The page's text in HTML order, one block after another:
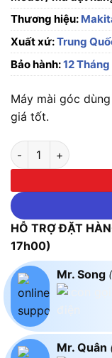
Thương hiệu:
Xuất xứ:Trung
Bảo hành:12 Tháng
Máy mài góc
giá tốt.
Máy mài góc dùng
HỖ TRỢ ĐẶT
17h00)
Mr. Song (
Mr. Quân